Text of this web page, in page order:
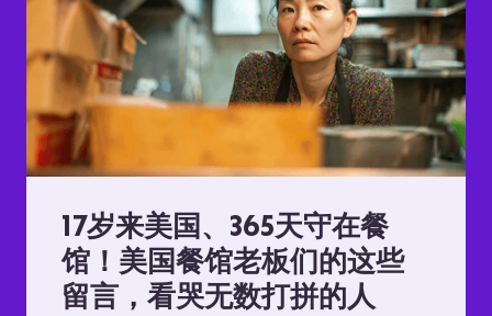
17岁来美国、365天守在餐
馆！美国餐馆老板们的这些
留言，看哭无数打拼的人